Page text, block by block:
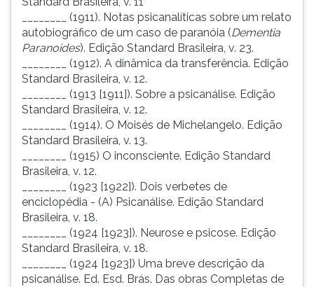
________ (1911). Notas psicanalíticas sobre um relato
autobiográfico de um caso de paranóia (Dementia
Paranoides). Edição Standard Brasileira, v. 23.
________ (1912). A dinâmica da transferência. Edição
Standard Brasileira, v. 12.
________ (1913 [1911]). Sobre a psicanálise. Edição
Standard Brasileira, v. 12.
________ (1914). O Moisés de Michelangelo. Edição
Standard Brasileira, v. 13.
________ (1915) O inconsciente. Edição Standard
Brasileira, v. 12.
________ (1923 [1922]). Dois verbetes de
enciclopédia - (A) Psicanálise. Edição Standard
Brasileira, v. 18.
________ (1924 [1923]). Neurose e psicose. Edição
Standard Brasileira, v. 18.
________ (1924 [1923]) Uma breve descrição da
psicanálise. Ed. Esd. Brás. Das obras Completas de